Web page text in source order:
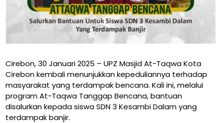
Cirebon, 30 Januari 2025 – UPZ Masjid At-Taqwa Kota
Cirebon kembali menunjukkan kepeduliannya terhadap
masyarakat yang terdampak bencana. Kali ini, melalui
program At-Taqwa Tanggap Bencana, bantuan
disalurkan kepada siswa SDN 3 Kesambi Dalam yang
terdampak banjir.